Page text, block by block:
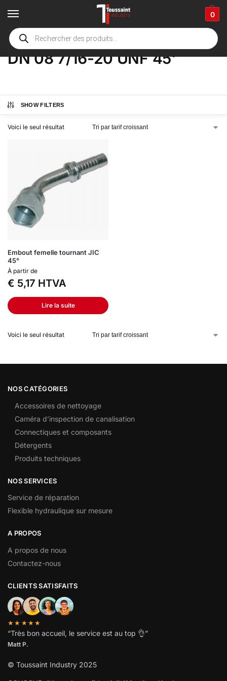
0
Accueil boutique / Product Options
DN 08 7/16-20 UNF 45'
SHOW FILTERS
Voici le seul résultat
Embout femelle tournant JIC
45°
À partir de
€ 5,17 HTVA
Lire la suite
Voici le seul résultat
NOS CATÉGORIES
Accessoires de nettoyage
Caméra d’inspection de canalisation
Connectiques et composants
Détergents
Produits techniques
NOS SERVICES
Service de réparation
Flexible hydraulique sur mesure
A PROPOS
A propos de nous
Contactez-nous
CLIENTS SATISFAITS
★★★★★
“Très bon accueil, le service est au top 👌”
Matt P.
© Toussaint Industry 2025